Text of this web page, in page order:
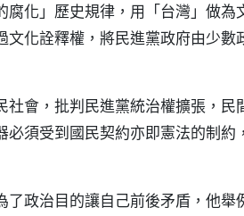
腐化」歷史規律，用「台灣」做為
化詮釋權，將民進黨政府由少數
會，批判民進黨統治權擴張，民
必須受到國民契約亦即憲法的制約
政治目的讓自己前後矛盾，他舉